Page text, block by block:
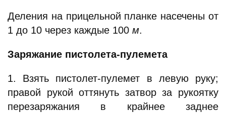
Деления на прицельной планке насечены от
1 до 10 через каждые 100 м.
Заряжание пистолета-пулемета
1. Взять пистолет-пулемет в левую руку;
правой рукой оттянуть затвор за рукоятку
перезаряжания в крайнее заднее